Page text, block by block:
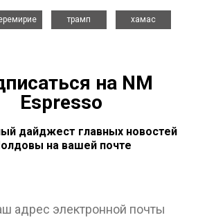
трамп
хамас
на NM
Espresso
дайджест главных новостей
на вашей почте